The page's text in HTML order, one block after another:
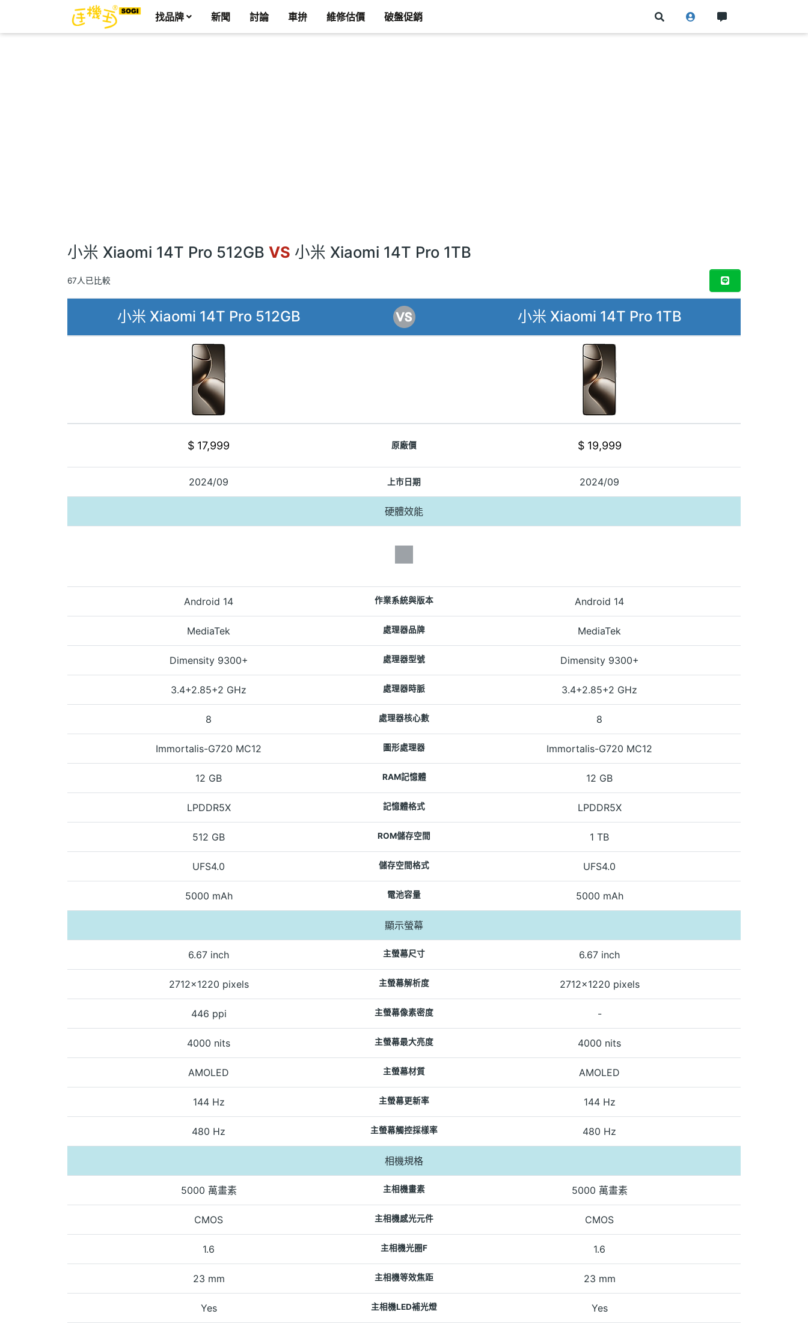
找品牌 新聞 討論 車拚 維修估價 破盤促銷
小米 Xiaomi 14T Pro 512GB VS 小米 Xiaomi 14T Pro 1TB
67人已比較
小米 Xiaomi 14T Pro 512GB 小米 Xiaomi 14T Pro 1TB
$ 17,999 原廠價 $ 19,999
2024/09 上市日期 2024/09
硬體效能
Android 14 作業系統與版本 Android 14
MediaTek 處理器品牌 MediaTek
Dimensity 9300+ 處理器型號 Dimensity 9300+
3.4+2.85+2 GHz 處理器時脈 3.4+2.85+2 GHz
8 處理器核心數 8
Immortalis-G720 MC12 圖形處理器 Immortalis-G720 MC12
12 GB RAM記憶體 12 GB
LPDDR5X 記憶體格式 LPDDR5X
512 GB ROM儲存空間 1 TB
UFS4.0 儲存空間格式 UFS4.0
5000 mAh 電池容量 5000 mAh
顯示螢幕
6.67 inch 主螢幕尺寸 6.67 inch
2712x1220 pixels 主螢幕解析度 2712x1220 pixels
446 ppi 主螢幕像素密度 -
4000 nits 主螢幕最大亮度 4000 nits
AMOLED 主螢幕材質 AMOLED
144 Hz 主螢幕更新率 144 Hz
480 Hz 主螢幕觸控採樣率 480 Hz
相機規格
5000 萬畫素 主相機畫素 5000 萬畫素
CMOS 主相機感光元件 CMOS
1.6 主相機光圈F 1.6
23 mm 主相機等效焦距 23 mm
Yes 主相機LED補光燈 Yes